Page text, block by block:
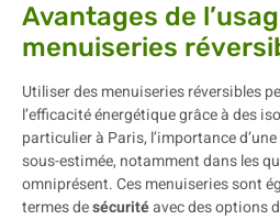
Avantages de
menuiseries
Utiliser des menuiseries réversibles
l’efficacité énergétique grâce à des
particulier à Paris, l’importance
sous-estimée, notamment dans les
omniprésent. Ces menuiseries sont
termes desécuritéavec des options